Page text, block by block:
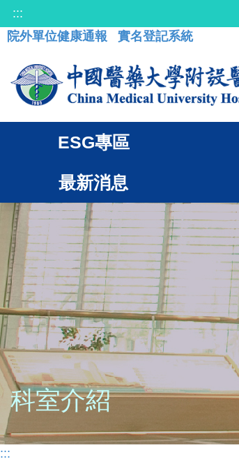
:::
院外單位健康通報
實名登記系統
ESG專區
最新消息
科室介紹
:::